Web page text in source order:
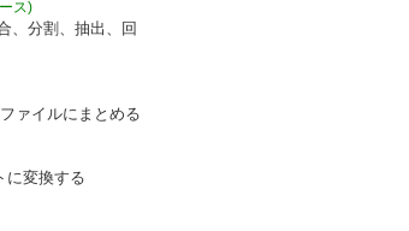
ス)
、分割、抽出、回
ァイルにまとめる
に変換する